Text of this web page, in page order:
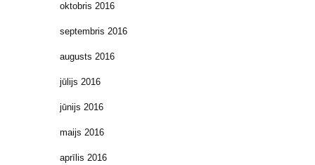
oktobris 2016
septembris 2016
augusts 2016
jūlijs 2016
jūnijs 2016
maijs 2016
aprīlis 2016